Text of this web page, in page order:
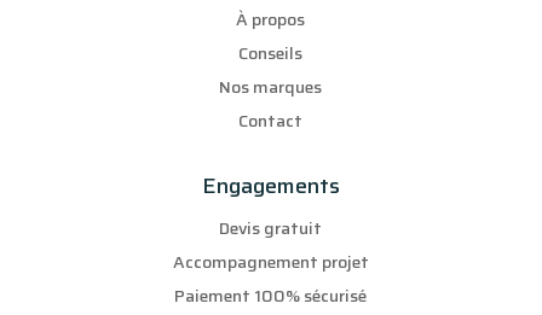
À propos
Conseils
Nos marques
Contact
Engagements
Devis gratuit
Accompagnement projet
Paiement 100% sécurisé